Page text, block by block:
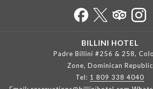
BILLINI HOTEL
Padre Billini #256 & 258,
Zone, Dominican Republic
Tel: 1 809 338 4040